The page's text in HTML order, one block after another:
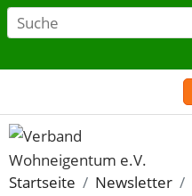
Startseite Newsletter